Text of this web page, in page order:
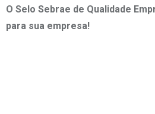
O Selo Sebrae de Qualidade
para sua empresa!